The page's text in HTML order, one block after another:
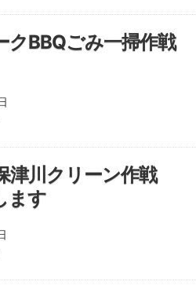
クBBQごみ一掃作戦
津川クリーン作戦
ます